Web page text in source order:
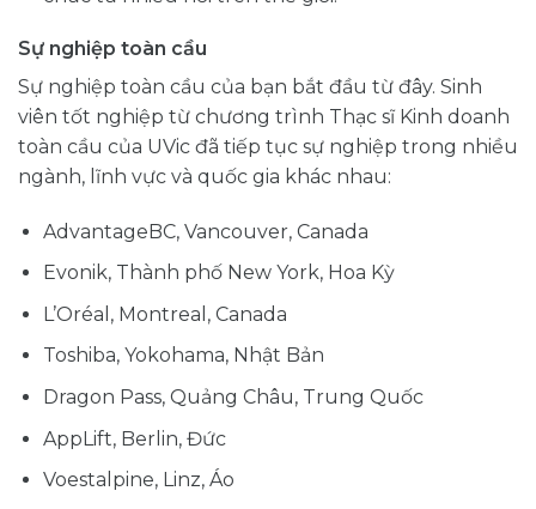
Sự nghiệp toàn cầu
Sự nghiệp toàn cầu của bạn bắt đầu từ đây. Sinh
viên tốt nghiệp từ chương trình Thạc sĩ Kinh doanh
toàn cầu của UVic đã tiếp tục sự nghiệp trong nhiều
ngành, lĩnh vực và quốc gia khác nhau:
AdvantageBC, Vancouver, Canada
Evonik, Thành phố New York, Hoa Kỳ
L’Oréal, Montreal, Canada
Toshiba, Yokohama, Nhật Bản
Dragon Pass, Quảng Châu, Trung Quốc
AppLift, Berlin, Đức
Voestalpine, Linz, Áo